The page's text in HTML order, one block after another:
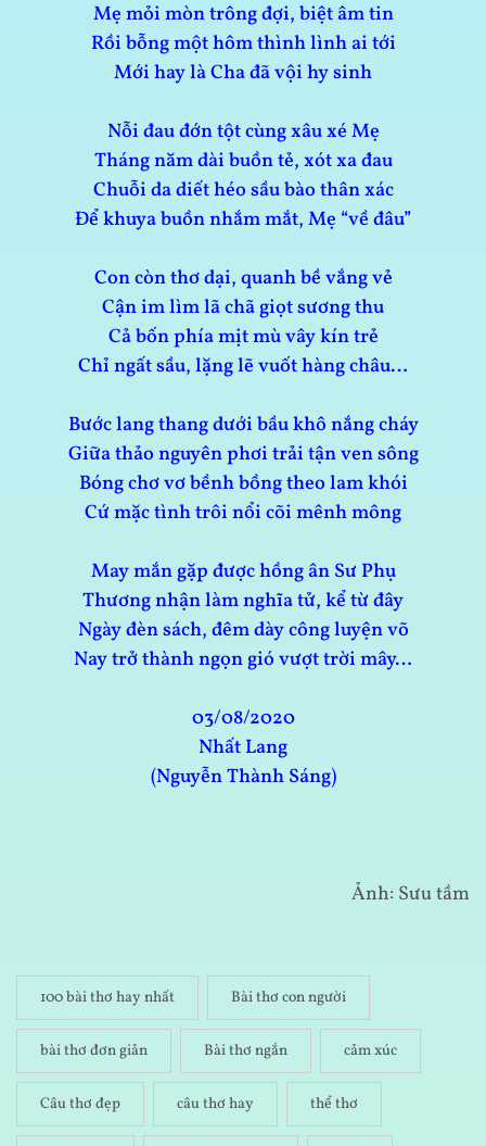
Mẹ mỏi mòn trông đợi, biệt âm tin
Rồi bỗng một hôm thình lình ai tới
Mới hay là Cha đã vội hy sinh
Nỗi đau đớn tột cùng xâu xé Mẹ
Tháng năm dài buồn tẻ, xót xa đau
Chuỗi da diết héo sầu bào thân xác
Để khuya buồn nhắm mắt, Mẹ “về đâu”
Con còn thơ dại, quanh bề vắng vẻ
Cận im lìm lã chã giọt sương thu
Cả bốn phía mịt mù vây kín trẻ
Chỉ ngất sầu, lặng lẽ vuốt hàng châu…
Bước lang thang dưới bầu khô nắng cháy
Giữa thảo nguyên phơi trải tận ven sông
Bóng chơ vơ bềnh bồng theo lam khói
Cứ mặc tình trôi nổi cõi mênh mông
May mắn gặp được hồng ân Sư Phụ
Thương nhận làm nghĩa tử, kể từ đây
Ngày đèn sách, đêm dày công luyện võ
Nay trở thành ngọn gió vượt trời mây…
03/08/2020
Nhất Lang
(Nguyễn Thành Sáng)
Ảnh: Sưu tầm
100 bài thơ hay nhất Bài thơ con người
bài thơ đơn giản Bài thơ ngắn cảm xúc
Câu thơ đẹp câu thơ hay thể thơ